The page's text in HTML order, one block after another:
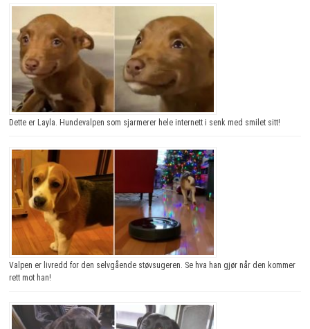
Dette er Layla. Hundevalpen som sjarmerer hele internett i senk med smilet sitt!
Valpen er livredd for den selvgående støvsugeren. Se hva han gjør når den kommer
rett mot han!